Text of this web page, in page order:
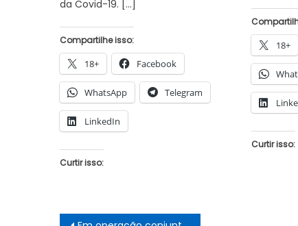
da Covid-19. […]
Compartilhe isso:
18+ Facebook
WhatsApp Telegram
LinkedIn
Curtir isso:
18+
Curtir isso: